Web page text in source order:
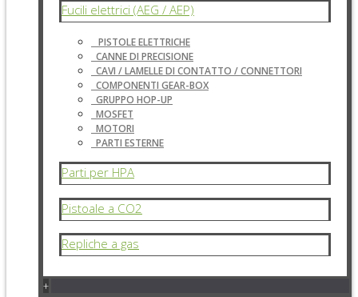
Fucili elettrici (AEG / AEP)
PISTOLE ELETTRICHE
CANNE DI PRECISIONE
CAVI / LAMELLE DI CONTATTO / CONNETTORI
COMPONENTI GEAR-BOX
GRUPPO HOP-UP
MOSFET
MOTORI
PARTI ESTERNE
Parti per HPA
Pistoale a CO2
Repliche a gas
+